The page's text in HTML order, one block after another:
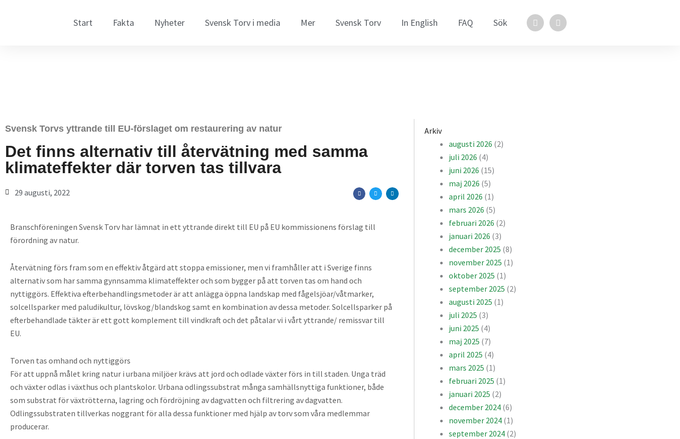
Start Fakta Nyheter Svensk Torv i media Mer Svensk Torv In English FAQ Sök F
a
c
L
i
n
Svensk Torvs yttrande till EU-förslaget om restaurering av natur
Det finns alternativ till återvätning med samma
klimateffekter där torven tas tillvara
29 augusti, 2022
Branschföreningen Svensk Torv har lämnat in ett yttrande direkt till EU på EU kommissionens förslag till
förordning av natur.
Återvätning förs fram som en effektiv åtgärd att stoppa emissioner, men vi framhåller att i Sverige finns
alternativ som har samma gynnsamma klimateffekter och som bygger på att torven tas om hand och
nyttiggörs. Effektiva efterbehandlingsmetoder är att anlägga öppna landskap med fågelsjöar/våtmarker,
solcellsparker med paludikultur, lövskog/blandskog samt en kombination av dessa metoder. Solcellsparker på
efterbehandlade täkter är ett gott komplement till vindkraft och det påtalar vi i vårt yttrande/ remissvar till
EU.
Torven tas omhand och nyttiggörs
För att uppnå målet kring natur i urbana miljöer krävs att jord och odlade växter förs in till staden. Unga träd
och växter odlas i växthus och plantskolor. Urbana odlingssubstrat många samhällsnyttiga funktioner, både
som substrat för växtrötterna, lagring och fördröjning av dagvatten och filtrering av dagvatten.
Odlingssubstraten tillverkas noggrant för alla dessa funktioner med hjälp av torv som våra medlemmar
producerar.
Arkiv
augusti 2026 (2)
juli 2026 (4)
juni 2026 (15)
maj 2026 (5)
april 2026 (1)
mars 2026 (5)
februari 2026 (2)
januari 2026 (3)
december 2025 (8)
november 2025 (1)
oktober 2025 (1)
september 2025 (2)
augusti 2025 (1)
juli 2025 (3)
juni 2025 (4)
maj 2025 (7)
april 2025 (4)
mars 2025 (1)
februari 2025 (1)
januari 2025 (2)
december 2024(6)
november 2024(1)
september 2024(2)